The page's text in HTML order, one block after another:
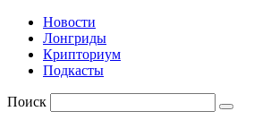
Новости
Лонгриды
Крипториум
Подкасты
Поиск